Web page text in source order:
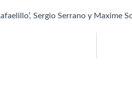
, Sergio Serrano y Maxime